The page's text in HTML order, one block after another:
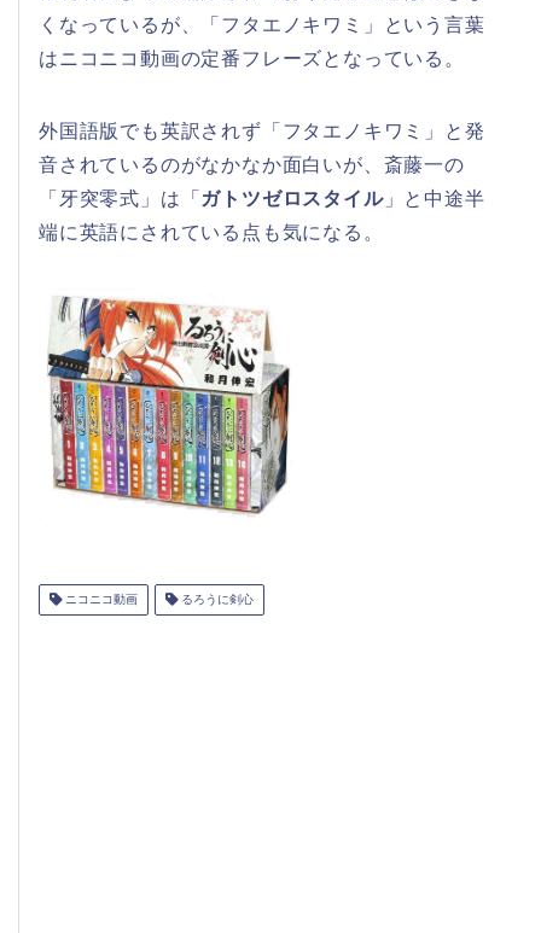
くなっているが、「フタエノキワミ」という言葉
はニコニコ動画の定番フレーズとなっている。
外国語版でも英訳されず「フタエノキワミ」と発
音されているのがなかなか面白いが、斎藤一の
「牙突零式」は「 ガトツゼロスタイル」と中途半
端に英語にされている点も気になる。
ニコニコ動画 るろうに剣心